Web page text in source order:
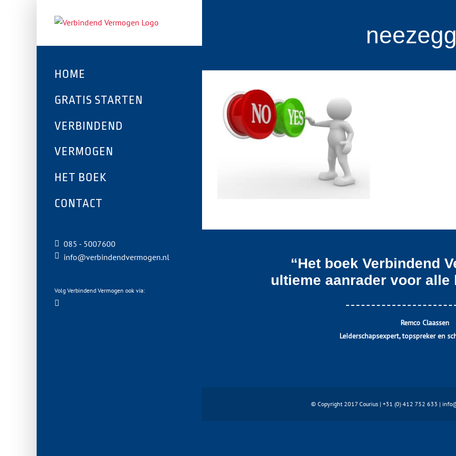
HOME
GRATIS STARTEN
VERBINDEND
VERMOGEN
HET BOEK
CONTACT
085 - 5007600
info@verbindendvermogen.nl
“Het boek Verbindend
ultieme aanrader voor alle
Remco Claassen
Leiderschapsexpert, topspreker en
© Copyright 2017 Courius | +31 (0) 412 752 633 |